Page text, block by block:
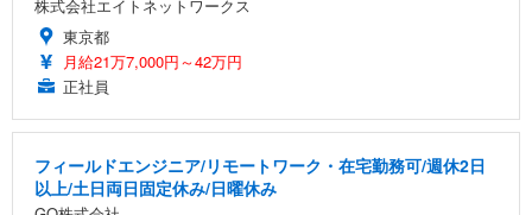
株式会社エイトネットワークス
東京都
月給21万7,000円～42万円
正社員
フィールドエンジニア/リモートワーク・在宅勤務可/週休2日
以上/土日両日固定休み/日曜休み